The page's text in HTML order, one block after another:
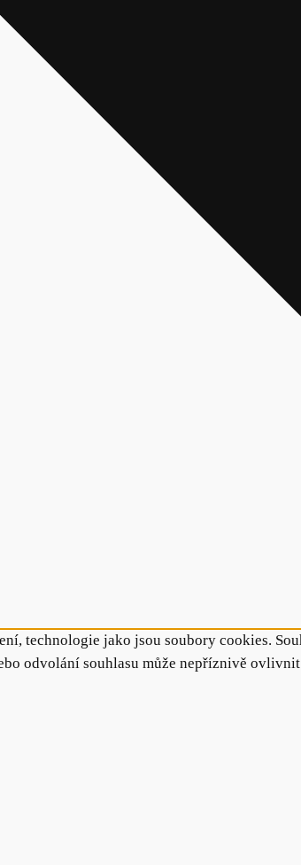
technologie jako jsou soubory cookies.
odvolání souhlasu může nepříznivě